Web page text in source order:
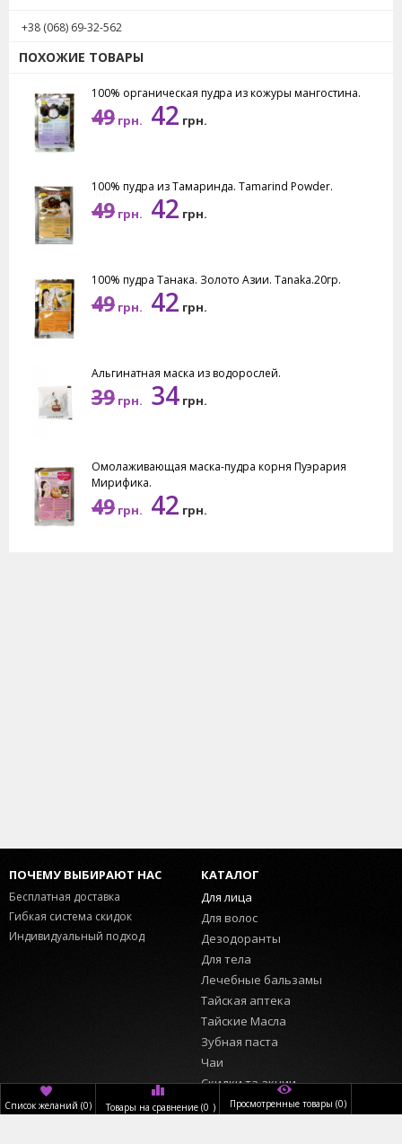
+38 (068) 69-32-562
ПОХОЖИЕ ТОВАРЫ
100% органическая пудра из кожуры мангостина.
49 грн. 42 грн.
100% пудра из Тамаринда. Tamarind Powder.
49 грн. 42 грн.
100% пудра Танака. Золото Азии. Tanaka.20гр.
49 грн. 42 грн.
Альгинатная маска из водорослей.
39 грн. 34 грн.
Омолаживающая маска-пудра корня Пуэрария
Мирифика.
49 грн. 42 грн.
ПОЧЕМУ ВЫБИРАЮТ НАС
Бесплатная доставка
Гибкая система скидок
Индивидуальный подход
КАТАЛОГ
Для лица
Для волос
Дезодоранты
Для тела
Лечебные бальзамы
Тайская аптека
Тайские Масла
Зубная паста
Чаи
Скидки та акции
ИНФОРМАЦИЯ
ПОЛЬЗОВАТЕЛЬ
Список желаний (0) Товары на сравнение (0 ) Просмотренные товары (0)